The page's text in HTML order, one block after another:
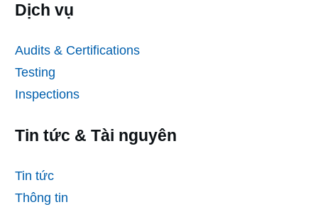
Dịch vụ
Audits & Certifications
Testing
Inspections
Tin tức & Tài nguyên
Tin tức
Thông tin